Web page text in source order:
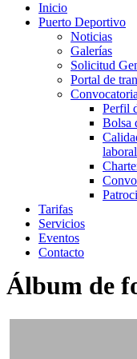
Inicio
Puerto Deportivo
Noticias
Galerías
Solicitud
Portal de
Perfil
Bolsa
Tarifas
Servicios
Eventos
Contacto
Álbum de